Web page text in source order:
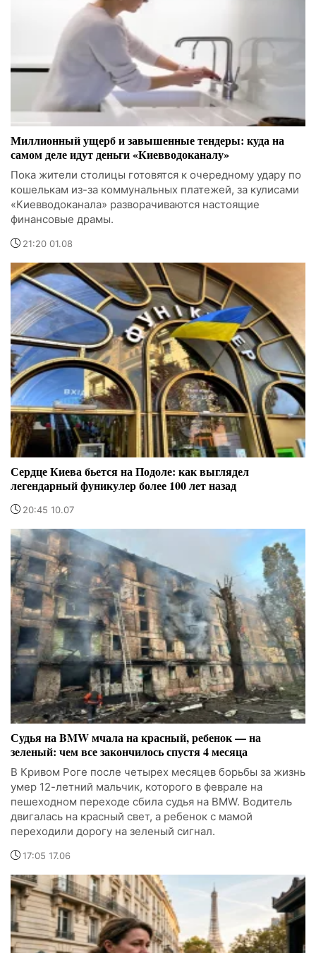
Миллионный ущерб и завышенные тендеры: куда на
самом деле идут деньги «Киевводоканалу»
Пока жители столицы готовятся к очередному удару по
кошелькам из-за коммунальных платежей, за кулисами
«Киевводоканала» разворачиваются настоящие
финансовые драмы.
21:20 01.08
Сердце Киева бьется на Подоле: как выглядел
легендарный фуникулер более 100 лет назад
20:45 10.07
Судья на BMW мчала на красный, ребенок — на
зеленый: чем все закончилось спустя 4 месяца
В Кривом Роге после четырех месяцев борьбы за жизнь
умер 12-летний мальчик, которого в феврале на
пешеходном переходе сбила судья на BMW. Водитель
двигалась на красный свет, а ребенок с мамой
переходили дорогу на зеленый сигнал.
17:05 17.06